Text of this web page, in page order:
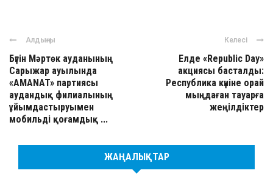
Алдыңғы
Бүгін Мәртөк ауданының
Сарыжар ауылында
«AMANAT» партиясы
аудандық филиалының
ұйымдастыруымен
мобильді қоғамдық ...
Келесі
Елде «Republic Day»
акциясы басталды:
Республика күніне орай
мыңдаған тауарға
жеңілдіктер
ЖАҢАЛЫҚТАР